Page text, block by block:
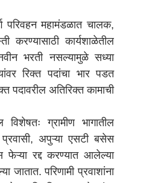
महामंडळात चालक,
करण्यासाठी कार्यशाळेतील
भरती नसल्यामुळे सध्या
रिक्त पदांचा भार पडत
पदावरील अतिरिक्त कामाची
ग्रामीण भागातील
अपुऱ्या एसटी बसेस
फेऱ्या रद्द करण्यात आलेल्या
जातात. परिणामी प्रवाशांना